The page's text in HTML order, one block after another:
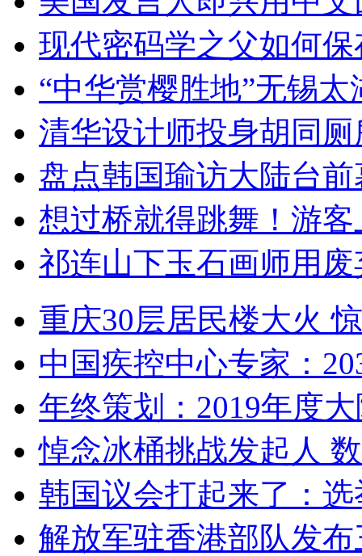
现代密码学之父如何
“中华赏樱胜地”无锡
清华设计师投身胡同
盘点韩国瑜访大陆台
想过桥就得跳舞！游客
祁连山下玉石画师用
重庆30层居民楼大火
中国疾控中心专家：
年终策划：2019年度
悼念冰桶挑战发起人
韩国议会打起来了：
解放军驻香港部队发